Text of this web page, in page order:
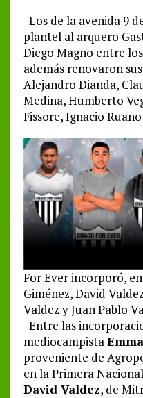
Los de la avenida 9
plantel al arquero
Diego Magno entre
además renovaron
Alejandro Dianda,
Medina, Humberto
Fissore, Ignacio
For Ever incorporó,
Giménez, David
Valdez y Juan Pablo
Entre las
mediocampista
proveniente de
en la Primera
David Valdez, de